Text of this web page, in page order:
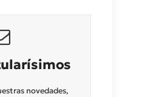
novedades,